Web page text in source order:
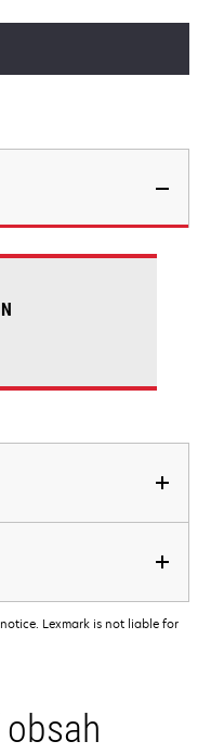
Lexmark is not liable for